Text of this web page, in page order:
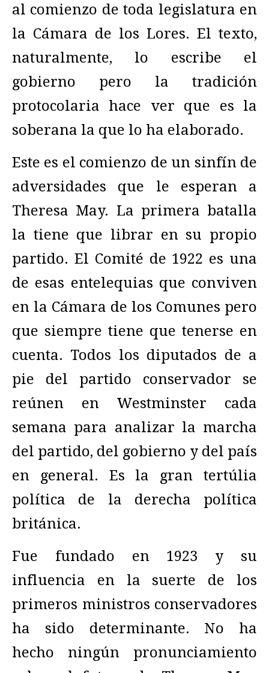
al comienzo de toda legislatura en
la Cámara de los Lores. El texto,
naturalmente, lo escribe el
gobierno pero la tradición
protocolaria hace ver que es la
soberana la que lo ha elaborado.
Este es el comienzo de un sinfín de
adversidades que le esperan a
Theresa May. La primera batalla
la tiene que librar en su propio
partido. El Comité de 1922 es una
de esas entelequias que conviven
en la Cámara de los Comunes pero
que siempre tiene que tenerse en
cuenta. Todos los diputados de a
pie del partido conservador se
reúnen en Westminster cada
semana para analizar la marcha
del partido, del gobierno y del país
en general. Es la gran tertúlia
política de la derecha política
británica.
Fue fundado en 1923 y su
influencia en la suerte de los
primeros ministros conservadores
ha sido determinante. No ha
hecho ningún pronunciamiento